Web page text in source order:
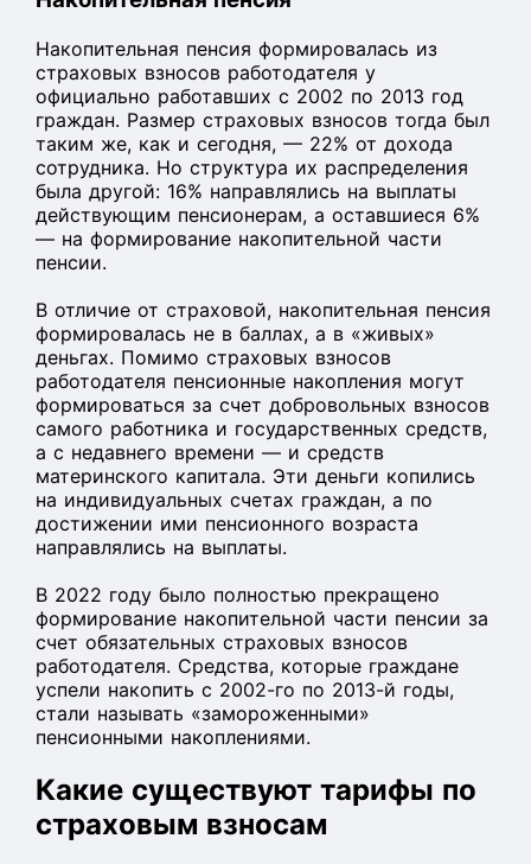
Накопительная пенсия формировалась из
страховых взносов работодателя у
официально работавших с 2002 по 2013 год
граждан. Размер страховых взносов тогда был
таким же, как и сегодня, — 22% от дохода
сотрудника. Но структура их распределения
была другой: 16% направлялись на выплаты
действующим пенсионерам, а оставшиеся 6%
— на формирование накопительной части
пенсии.
В отличие от страховой, накопительная пенсия
формировалась не в баллах, а в «живых»
деньгах. Помимо страховых взносов
работодателя пенсионные накопления могут
формироваться за счет добровольных взносов
самого работника и государственных средств,
а с недавнего времени — и средств
материнского капитала. Эти деньги копились
на индивидуальных счетах граждан, а по
достижении ими пенсионного возраста
направлялись на выплаты.
В 2022 году было полностью прекращено
формирование накопительной части пенсии за
счет обязательных страховых взносов
работодателя. Средства, которые граждане
успели накопить с 2002-го по 2013-й годы,
стали называть «замороженными»
пенсионными накоплениями.
Какие существуют тарифы по
страховым взносам